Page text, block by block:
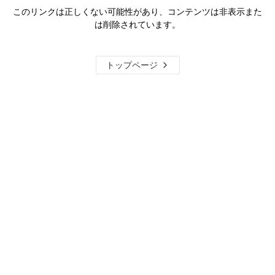
このリンクは正しくない可能性があり、コンテンツは非表示また
は削除されています。
トップページ